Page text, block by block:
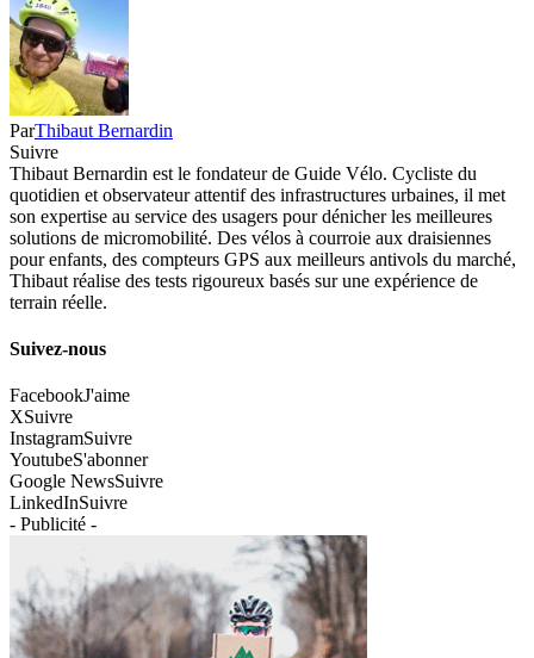
ParThibaut Bernardin
Suivre
Thibaut Bernardin est le fondateur de Guide Vélo. Cycliste du
quotidien et observateur attentif des infrastructures urbaines, il met
son expertise au service des usagers pour dénicher les meilleures
solutions de micromobilité. Des vélos à courroie aux draisiennes
pour enfants, des compteurs GPS aux meilleurs antivols du marché,
Thibaut réalise des tests rigoureux basés sur une expérience de
terrain réelle.
Suivez-nous
FacebookJ'aime
XSuivre
InstagramSuivre
YoutubeS'abonner
Google NewsSuivre
LinkedInSuivre
- Publicité -